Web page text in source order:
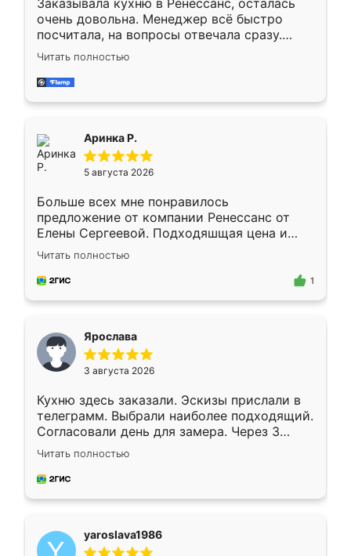
Заказывала кухню в Ренессанс, осталась
очень довольна. Менеджер всё быстро
посчитала, на вопросы отвечала сразу.
Замерщик приехал в субботу, подошёл к
делу со всей ответственностью. Собрали
за день, ребята работали аккуратно, даже
Читать полностью
Аринка Р.
5 августа 2026
Больше всех мне понравилось
предложение от компании Ренессанс от
Елены Сергеевой. Подходяшщая цена и
короткие сроки изготовления. Приехавший
для замера сотрудник Владислав
предложил по моему эскизу самый
Читать полностью
1
Ярослава
3 августа 2026
Кухню здесь заказали. Эскизы прислали в
телеграмм. Выбрали наиболее подходящий.
Согласовали день для замера. Через 3
недели кухня была уже готова. Остались
довольны работой. Спасибо Ренессанс
мебель за качественную работу!
Читать полностью
yaroslava1986